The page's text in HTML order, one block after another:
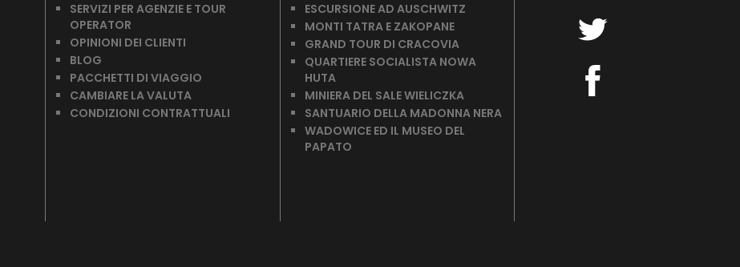
SERVIZI PER AGENZIE E TOUR
OPERATOR
OPINIONI DEI CLIENTI
BLOG
PACCHETTI DI VIAGGIO
CAMBIARE LA VALUTA
CONDIZIONI CONTRATTUALI
ESCURSIONE AD AUSCHWITZ
MONTI TATRA E ZAKOPANE
GRAND TOUR DI CRACOVIA
QUARTIERE SOCIALISTA NOWA
HUTA
MINIERA DEL SALE WIELICZKA
SANTUARIO DELLA MADONNA NERA
WADOWICE ED IL MUSEO DEL
PAPATO